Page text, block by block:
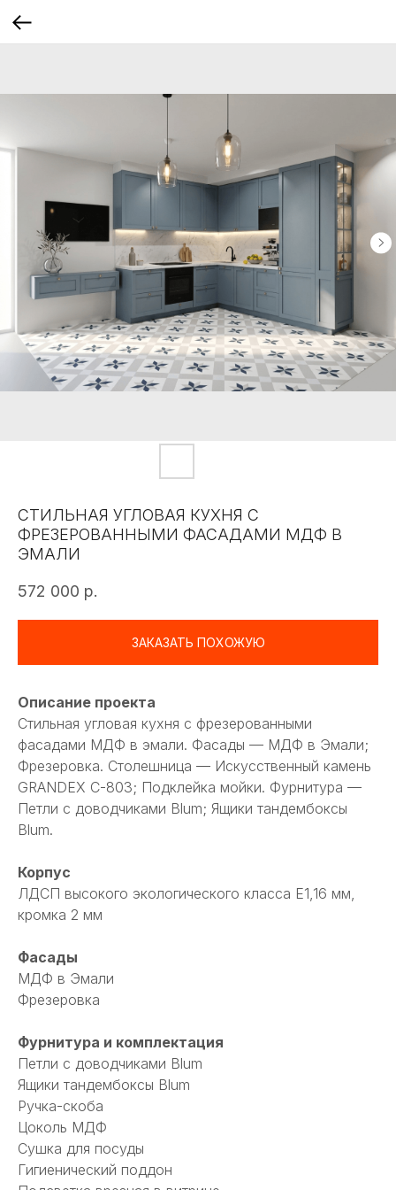
СТИЛЬНАЯ УГЛОВАЯ КУХНЯ С
ФРЕЗЕРОВАННЫМИ ФАСАДАМИ МДФ В
ЭМАЛИ
572 000 р.
ЗАКАЗАТЬ ПОХОЖУЮ
Описание проекта
Стильная угловая кухня с фрезерованными
фасадами МДФ в эмали. Фасады — МДФ в Эмали;
Фрезеровка. Столешница — Искусственный камень
GRANDEX C-803; Подклейка мойки. Фурнитура —
Петли с доводчиками Blum; Ящики тандембоксы
Blum.
Корпус
ЛДСП высокого экологического класса Е1,16 мм,
кромка 2 мм
Фасады
МДФ в Эмали
Фрезеровка
Фурнитура и комплектация
Петли с доводчиками Blum
Ящики тандембоксы Blum
Ручка-скоба
Цоколь МДФ
Сушка для посуды
Гигиенический поддон